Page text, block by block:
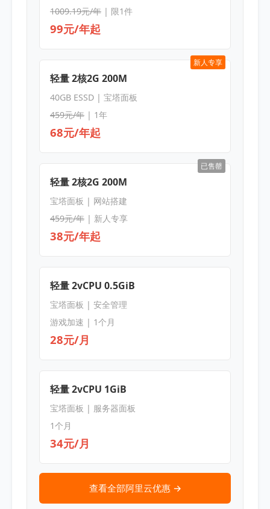
1009.19元/年| 限1件
99元/年起
新人专享
轻量 2核2G 200M
40GB ESSD | 宝塔面板
459元/年| 1年
68元/年起
已售罄
轻量 2核2G 200M
宝塔面板 | 网站搭建
459元/年| 新人专享
38元/年起
轻量 2vCPU 0.5GiB
宝塔面板 | 安全管理
游戏加速 | 1个月
28元/月
轻量 2vCPU 1GiB
宝塔面板 | 服务器面板
1个月
34元/月
查看全部阿里云优惠 →